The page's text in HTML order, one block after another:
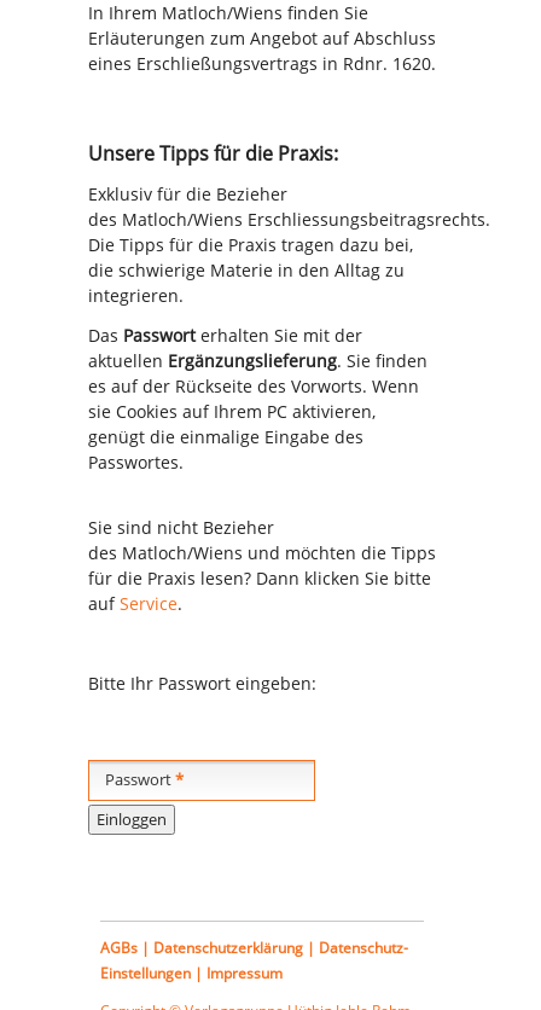
In Ihrem Matloch/Wiens finden Sie
Erläuterungen zum Angebot auf Abschluss
eines Erschließungsvertrags in Rdnr. 1620.
Unsere Tipps für die Praxis:
Exklusiv für die Bezieher
des Matloch/Wiens Erschliessungsbeitragsrechts.
Die Tipps für die Praxis tragen dazu bei,
die schwierige Materie in den Alltag zu
integrieren.
Das Passworterhalten Sie mit der
aktuellen Ergänzungslieferung. Sie finden
es auf der Rückseite des Vorworts. Wenn
sie Cookies auf Ihrem PC aktivieren,
genügt die einmalige Eingabe des
Passwortes.
Sie sind nicht Bezieher
des Matloch/Wiens und möchten die Tipps
für die Praxis lesen? Dann klicken Sie bitte
aufService.
Bitte Ihr Passwort eingeben:
Passwort*
AGBs | Datenschutzerklärung | Datenschutz-
Einstellungen | Impressum